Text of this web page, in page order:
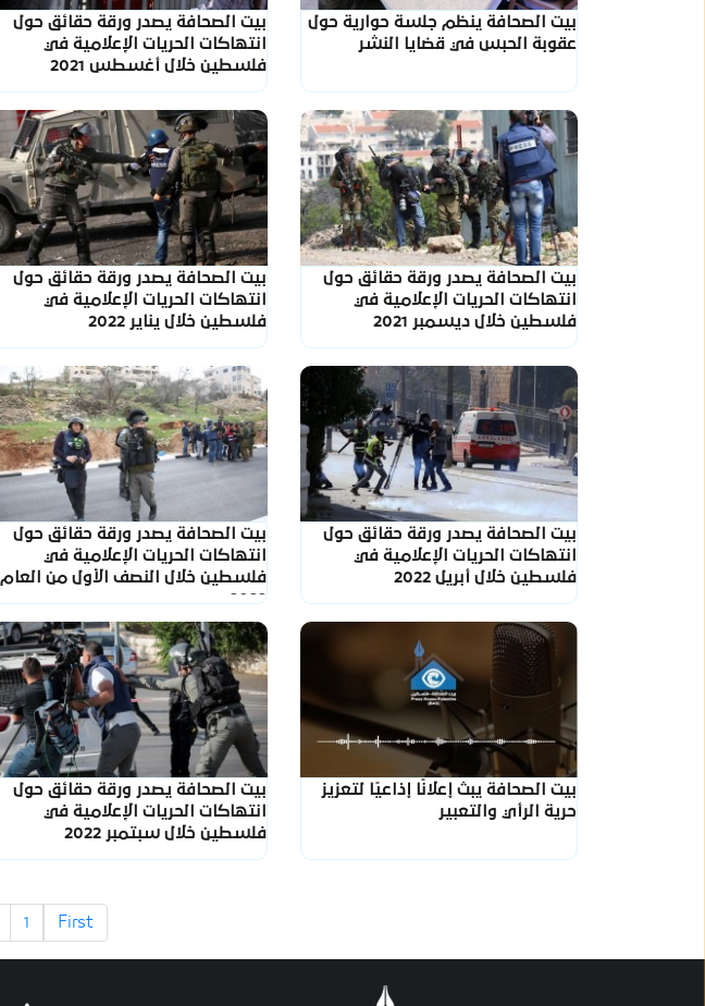
بيت الصحافة ينظم جلسة حوارية حول
عقوبة الحبس في قضايا النشر
بيت الصحافة يصدر ورقة حقائق حول
انتهاكات الحريات الإعلامية في
فلسطين خلال أغسطس 2021
بيت الصحافة يصدر ورقة حقائق حول
انتهاكات الحريات الإعلامية في
فلسطين خلال ديسمبر 2021
بيت الصحافة يصدر ورقة حقائق حول
انتهاكات الحريات الإعلامية في
فلسطين خلال يناير 2022
بيت الصحافة يصدر ورقة حقائق حول
انتهاكات الحريات الإعلامية في
فلسطين خلال أبريل 2022
بيت الصحافة يصدر ورقة حقائق حول
انتهاكات الحريات الإعلامية في
فلسطين خلال النصف الأول من العام
2022
بيت الصحافة يبث إعلانًا إذاعيًا لتعزيز
حرية الرأي والتعبير
بيت الصحافة يصدر ورقة حقائق حول
انتهاكات الحريات الإعلامية في
فلسطين خلال سبتمبر 2022
First
1